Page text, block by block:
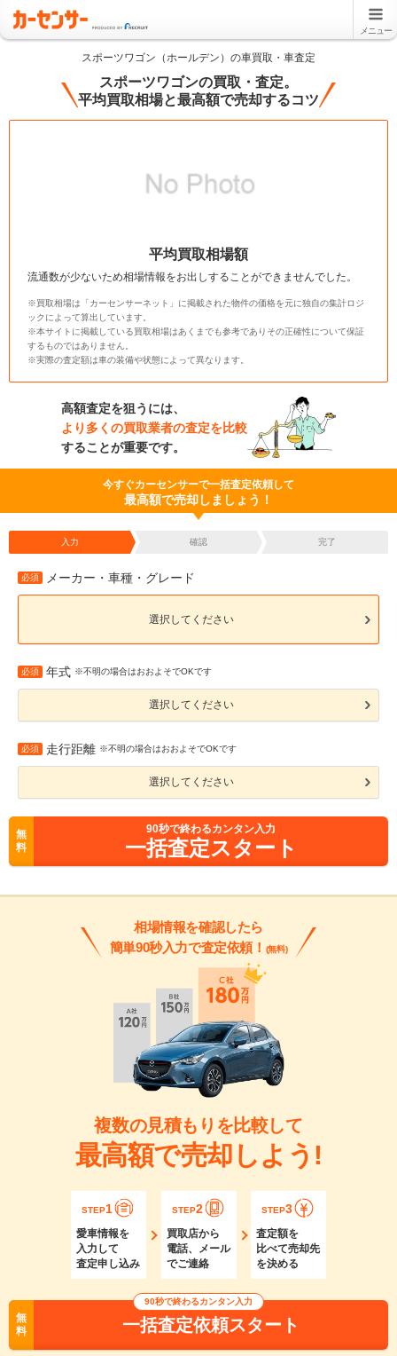
メニュー
スポーツワゴン（ホールデン）の車買取・車査定
スポーツワゴンの買取・査定。
平均買取相場と最高額で売却するコツ
平均買取相場額
流通数が少ないため相場情報をお出しすることができませんでした。
※買取相場は「カーセンサーネット」に掲載された物件の価格を元に独自の集計ロジ
ックによって算出しています。
※本サイトに掲載している買取相場はあくまでも参考でありその正確性について保証
するものではありません。
※実際の査定額は車の装備や状態によって異なります。
高額査定を狙うには、
より多くの買取業者の査定を比較
することが重要です。
今すぐカーセンサーで一括査定依頼して
最高額で売却しましょう！
入力 確認 完了
必須 メーカー・車種・グレード
選択してください
必須 年式 ※不明の場合はおおよそでOKです
選択してください
必須 走行距離 ※不明の場合はおおよそでOKです
選択してください
無
料
90秒で終わるカンタン入力
一括査定スタート
相場情報を確認したら
簡単90秒入力で査定依頼！ (無料)
複数の見積もりを比較して
最高額で売却しよう!
STEP1
愛車情報を
入力して
査定申し込み
STEP2
買取店から
電話、メール
でご連絡
STEP3
査定額を
比べて売却先
を決める
無
料
90秒で終わるカンタン入力
一括査定依頼スタート